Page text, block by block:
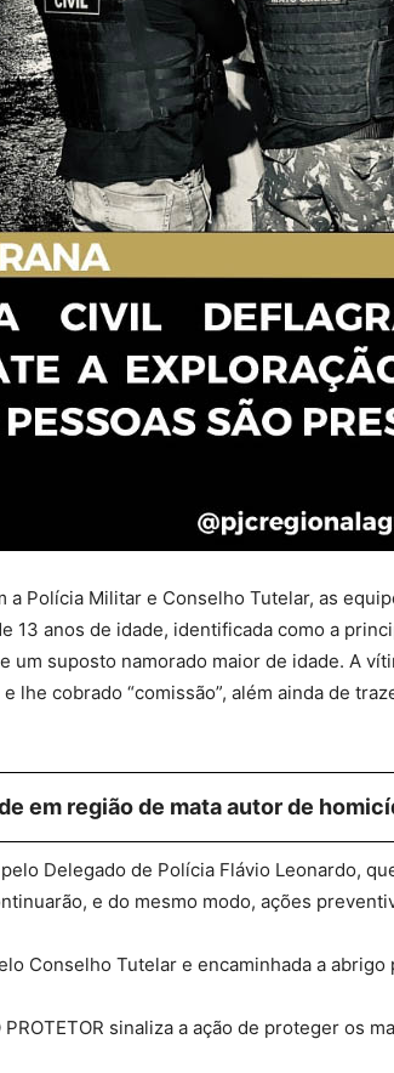
a Polícia Militar e Conselho Tutelar, as
13 anos de idade, identificada como a
um suposto namorado maior de idade. A
lhe cobrado “comissão”, além ainda de
em região de mata autor de
Delegado de Polícia Flávio Leonardo,
e do mesmo modo, ações
Conselho Tutelar e encaminhada a abrigo
PROTETOR sinaliza a ação de proteger os